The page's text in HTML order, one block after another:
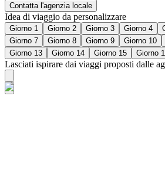
Contatta l'agenzia locale
Idea di viaggio da personalizzare
Giorno 1 Giorno 2 Giorno 3 Giorno 4
Giorno 7
Giorno 8 Giorno 9 Giorno 10
Giorno 13
Giorno 14 Giorno 15 Giorno
Lasciati ispirare dai viaggi proposti dalle